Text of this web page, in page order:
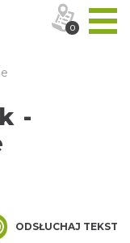
-
ODSŁUCHAJ TEKST
0